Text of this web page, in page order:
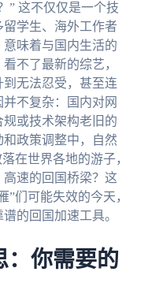
” 这不仅仅是一个技
学生、海外工作者
味着与国内生活的
不了最新的综艺，
无法忍受，甚至连
不复杂：国内对网
或技术架构老旧的
政策调整中，自然
在世界各地的游子，
速的回国桥梁？这
们可能失效的今天，
的回国加速工具。
：你需要的